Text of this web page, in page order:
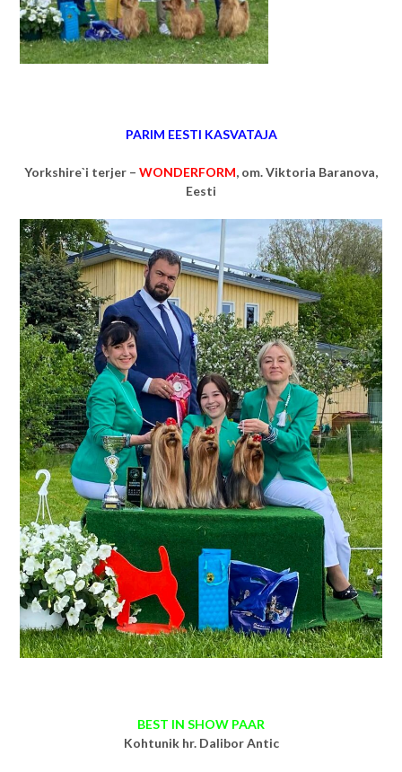
PARIM EESTI KASVATAJA
Yorkshire`i terjer – WONDERFORM, om. Viktoria Baranova,
Eesti
BEST IN SHOW PAAR
Kohtunik hr. Dalibor Antic